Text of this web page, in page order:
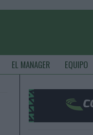
EL MANAGER EQUIPO